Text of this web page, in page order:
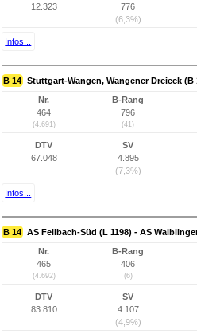
12.323
776
(6,3%)
Infos...
B 14 Stuttgart-Wangen, Wangener Dreieck (B
Nr.
464
(4.691)
B-Rang
796
(41)
DTV
67.048
SV
4.895
(7,3%)
Infos...
B 14 AS Fellbach-Süd (L 1198) - AS
Nr.
465
(4.692)
B-Rang
406
(6)
DTV
83.810
SV
4.107
(4,9%)